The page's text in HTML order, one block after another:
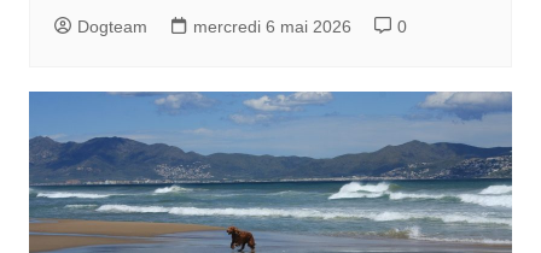
Dogteam mercredi 6 mai 2026 0